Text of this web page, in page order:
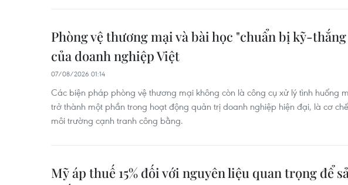
Phòng vệ thương mại và bài học "chuẩn bị kỹ-
của doanh nghiệp Việt
07/08/2026 01:14
Các biện pháp phòng vệ thương mại không còn là công cụ xử lý tình huống
trở thành một phần trong hoạt động quản trị doanh nghiệp hiện đại, là cơ
môi trường cạnh tranh công bằng.
Mỹ áp thuế 15% đối với nguyên liệu quan trọng để